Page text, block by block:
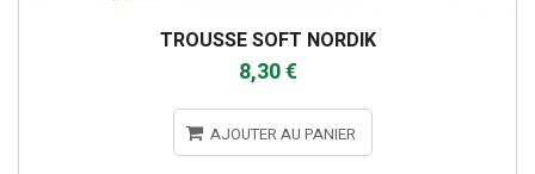
TROUSSE SOFT NORDIK
8,30 €
AJOUTER AU PANIER